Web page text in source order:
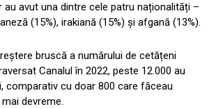
avut una dintre cele patru naționalități –
(15%), irakiană (15%) și afgană (13%).
bruscă a numărului de cetățeni
Canalul în 2022, peste 12.000 au
comparativ cu doar 800 care făceau
devreme.